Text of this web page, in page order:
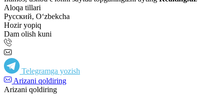
Aloqa tillari
Русский, Oʻzbekcha
Hozir yopiq
Dam olish kuni
Telegramga yozish
Arizani qoldiring
Arizani qoldiring